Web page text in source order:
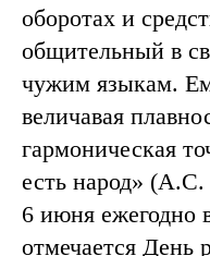
оборотах и
общительный в
чужим языкам.
величавая
гармоническая
есть народ»
6 июня ежегодно
отмечается День